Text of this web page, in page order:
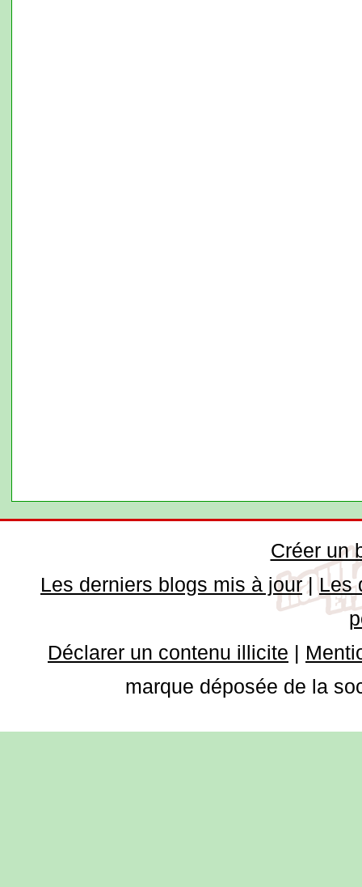
Créer un
Les derniers blogs mis à jour|Les
Déclarer un contenu illicite |
marque déposée de la